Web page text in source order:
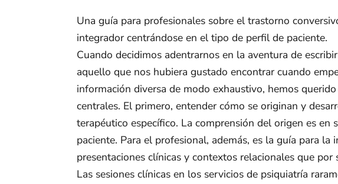
Una guía para profesionales sobre el trastorno
integrador centrándose en el tipo de perfil de paciente.
Cuando decidimos adentrarnos en la aventura de
aquello que nos hubiera gustado encontrar cuando
información diversa de modo exhaustivo, hemos
centrales. El primero, entender cómo se originan y
terapéutico específico. La comprensión del origen es
paciente. Para el profesional, además, es la guía para
presentaciones clínicas y contextos relacionales que por
Las sesiones clínicas en los servicios de psiquiatría